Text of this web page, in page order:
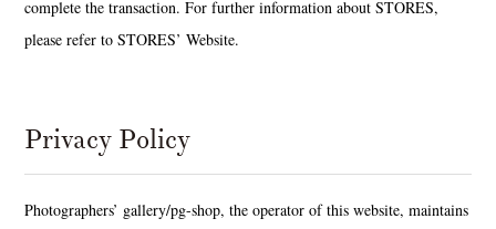
complete the transaction. For further information about STORES,
please refer to STORES’ Website.
Privacy Policy
Photographers’ gallery/pg-shop, the operator of this website, maintains